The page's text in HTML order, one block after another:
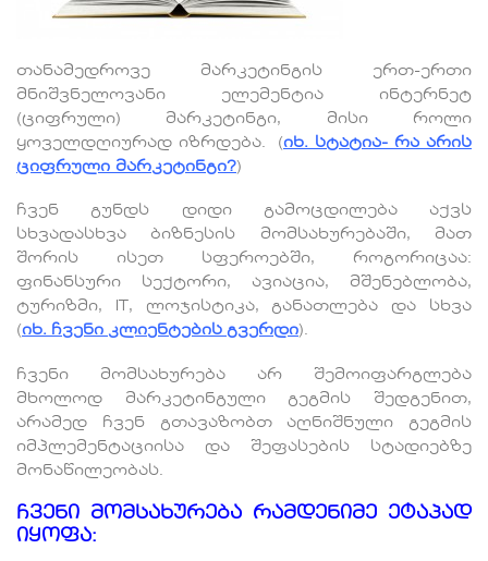
თანამედროვე მარკეტინგის ერთ-ერთი
მნიშვნელოვანი ელემენტია ინტერნეტ
(ციფრული) მარკეტინგი, მისი როლი
ყოველდღიურად იზრდება. (იხ. სტატია- რა არის
ციფრული მარკეტინგი?)
ჩვენ გუნდს დიდი გამოცდილება აქვს
სხვადასხვა ბიზნესის მომსახურებაში, მათ
შორის ისეთ სფეროებში, როგორიცაა:
ფინანსური სექტორი, ავიაცია, მშენებლობა,
ტურიზმი, IT, ლოჯისტიკა, განათლება და სხვა
(იხ. ჩვენი კლიენტების გვერდი).
ჩვენი მომსახურება არ შემოიფარგლება
მხოლოდ მარკეტინგული გეგმის შედგენით,
არამედ ჩვენ გთავაზობთ აღნიშნული გეგმის
იმპლემენტაციისა და შეფასების სტადიებზე
მონაწილეობას.
ჩვენი მომსახურება რამდენიმე ეტაპად
იყოფა: